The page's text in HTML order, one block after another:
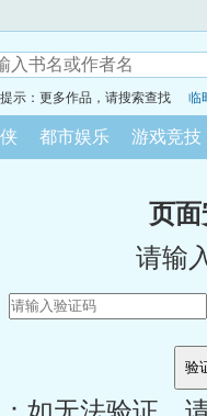
示：更多作品，请搜索查找 临
都市娱乐 游戏竞技
页
请输